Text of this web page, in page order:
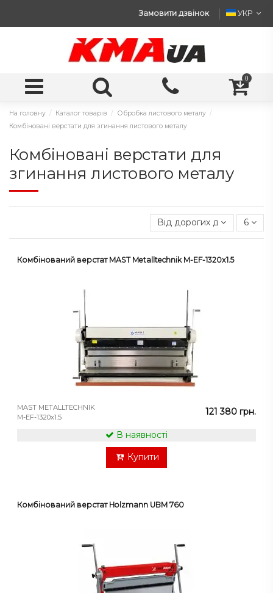
Замовити дзвінок УКР
0
На головну Каталог товарів
Обробка листового металу
Комбіновані верстати для згинання листового металу
Комбіновані верстати для
згинання листового металу
Від дорогих до дешевих
6
Комбінований верстат MAST Metalltechnik M-EF-1320x1.5
MAST METALLTECHNIK
M-EF-1320x1.5
121 380 грн.
В наявності
Купити
Комбінований верстат Holzmann UBM 760